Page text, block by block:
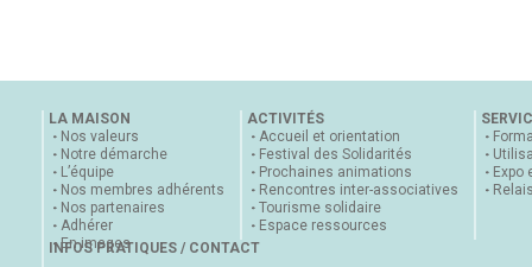
LA MAISON
Nos valeurs
Notre démarche
L’équipe
Nos membres adhérents
Nos partenaires
Adhérer
En images
ACTIVITÉS
Accueil et orientation
Festival des Solidarités
Prochaines animations
Rencontres inter-associatives
Tourisme solidaire
Espace ressources
Expo
INFOS PRATIQUES / CONTACT